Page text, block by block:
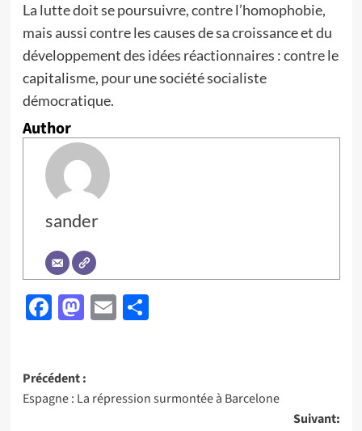
La lutte doit se poursuivre, contre l’homophobie,
mais aussi contre les causes de sa croissance et du
développement des idées réactionnaires : contre le
capitalisme, pour une société socialiste
démocratique.
Author
sander
Facebook
Mastodon
EmailPartager
Navigation
d’article
Précédent :
Espagne : La répression surmontée à Barcelone
Suivant: